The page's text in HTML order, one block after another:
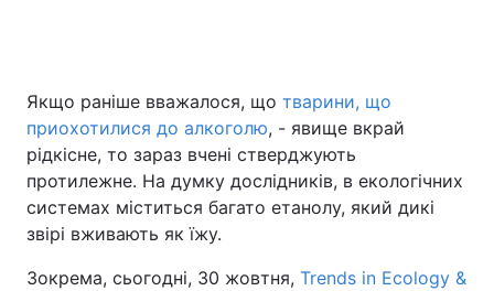
Якщо раніше вважалося, що тварини, що
приохотилися до алкоголю, - явище вкрай
рідкісне, то зараз вчені стверджують
протилежне. На думку дослідників, в екологічних
системах міститься багато етанолу, який дикі
звірі вживають як їжу.
Зокрема, сьогодні, 30 жовтня, Trends in Ecology &